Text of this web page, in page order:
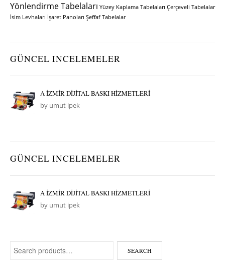
Yönlendirme Tabelaları Yüzey Kaplama Tabelaları Çerçeveli Tabelalar
İsim Levhaları İşaret Panoları Şeffaf Tabelalar
GÜNCEL INCELEMELER
A İZMİR DİJİTAL BASKI HİZMETLERİ
by umut ipek
GÜNCEL INCELEMELER
A İZMİR DİJİTAL BASKI HİZMETLERİ
by umut ipek
Search for: SEARCH